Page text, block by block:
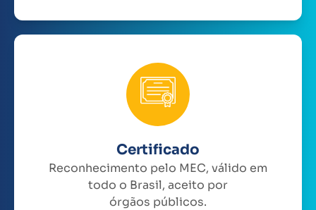
Certificado
Reconhecimento pelo MEC, válido em
todo o Brasil, aceito por
órgãos públicos.